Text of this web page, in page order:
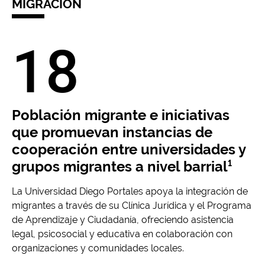
MIGRACIÓN
18
Población migrante e iniciativas
que promuevan instancias de
cooperación entre universidades y
grupos migrantes a nivel barrial¹
La Universidad Diego Portales apoya la integración de
migrantes a través de su Clínica Jurídica y el Programa
de Aprendizaje y Ciudadanía, ofreciendo asistencia
legal, psicosocial y educativa en colaboración con
organizaciones y comunidades locales.